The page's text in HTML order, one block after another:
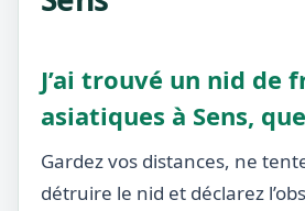
J’ai trouvé un nid de
asiatiques à Sens,
Gardez vos distances, ne
détruire le nid et déclarez